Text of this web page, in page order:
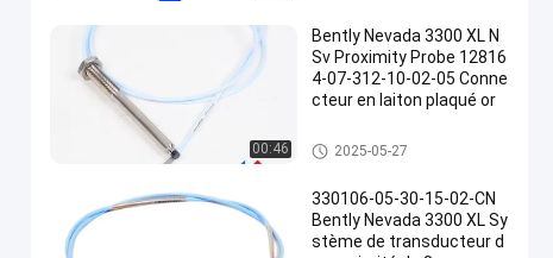
00:46
Bently Nevada 3300 XL N
Sv Proximity Probe 12816
4-07-312-10-02-05 Conne
cteur en laiton plaqué or
Système de surveillance des vi
brations de Bently Nevada
2025-05-27
330106-05-30-15-02-CN
Bently Nevada 3300 XL Sy
stème de transducteur d